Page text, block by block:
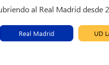
al Real Madrid desde
Real Madrid UD